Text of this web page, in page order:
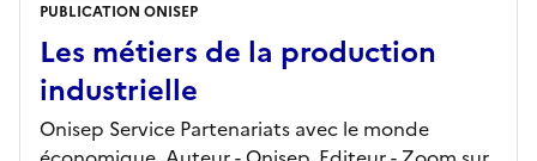
PUBLICATION ONISEP
Les métiers de la production
industrielle
Onisep Service Partenariats avec le monde